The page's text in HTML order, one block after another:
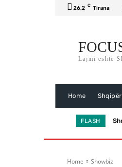
26.2 C Tirana
Lajmi është
Home
FLASH
Home Showbiz